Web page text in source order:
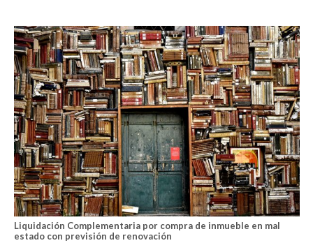
Liquidación Complementaria por compra de inmueble en mal
estado con previsión de renovación